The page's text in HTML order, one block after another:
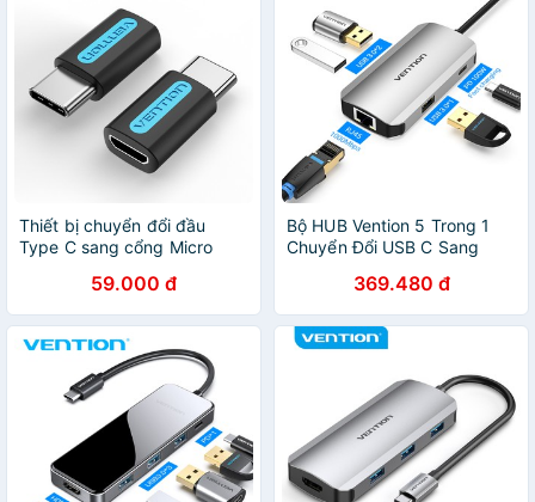
Thiết bị chuyển đổi đầu
Type C sang cổng Micro
di động chất lượng cao
59.000 đ
Bộ HUB Vention 5 Trong 1
Chuyển Đổi USB C Sang
Ethernet Cho Laptop PC
369.480 đ